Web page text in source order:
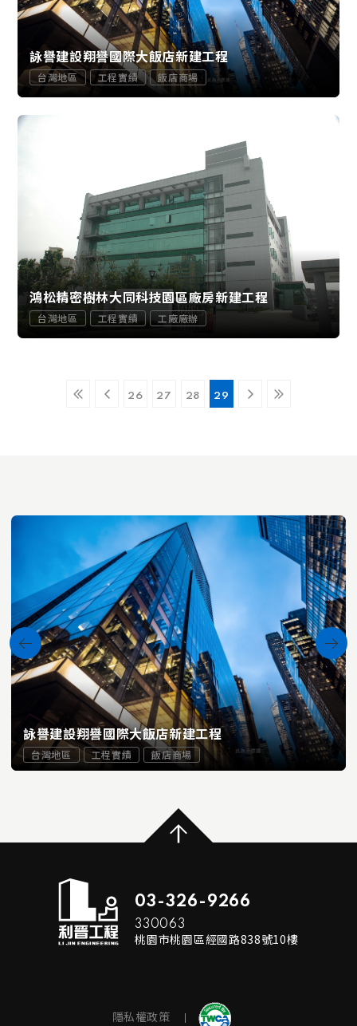
詠譽建設翔譽國際大飯店新建工程
台灣地區 工程實績 飯店商場
鴻松精密樹林大同科技園區廠房新建工程
台灣地區 工程實績 工廠廠辦
26 27 28 29
詠譽建設翔譽國際大飯店新建工程
台灣地區 工程實績 飯店商場
03-326-9266
330063
桃園市桃園區經國路838號10樓
隱私權政策